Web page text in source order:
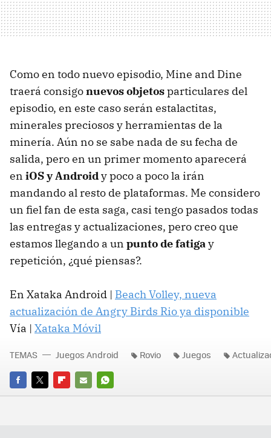
Como en todo nuevo episodio, Mine and Dine
traerá consigonuevos objetosparticulares del
episodio, en este caso serán estalactitas,
minerales preciosos y herramientas de la
minería. Aún no se sabe nada de su fecha de
salida, pero en un primer momento aparecerá
en iOS y Androidy poco a poco la irán
mandando al resto de plataformas. Me considero
un fiel fan de esta saga, casi tengo pasados todas
las entregas y actualizaciones, pero creo que
estamos llegando a un punto de fatigay
repetición, ¿qué piensas?.
En Xataka Android | Beach Volley, nueva
actualización de Angry Birds Rio ya disponible
Vía | Xataka Móvil
FACEBOOK
TWITTERFLIPBOARD
E-
WHATSAPP
TEMAS Juegos Android Rovio Juegos